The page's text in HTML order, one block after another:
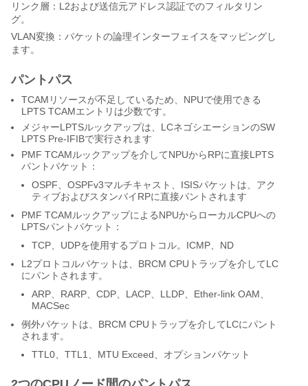
リンク層：L2および送信元アドレス認証でのフィルタリン
グ。
VLAN変換：パケットの論理インターフェイスをマッピングし
ます。
パントパス
TCAMリソースが不足しているため、NPUで使用できる
LPTS TCAMエントリは少数です。
メジャーLPTSルックアップは、LCネゴシエーションのSW
LPTS Pre-IFIBで実行されます
PMF TCAMルックアップを介してNPUからRPに直接LPTS
パントパケット：
OSPF、OSPFv3マルチキャスト、ISISパケットは、アク
ティブおよびスタンバイRPに直接パントされます
PMF TCAMルックアップによるNPUからローカルCPUへの
LPTSパントパケット：
TCP、UDPを使用するプロトコル。ICMP、ND
L2プロトコルパケットは、BRCM CPUトラップを介してLC
にパントされます。
ARP、RARP、CDP、LACP、LLDP、Ether-link OAM、
MACSec
例外パケットは、BRCM CPUトラップを介してLCにパント
されます。
TTL0、TTL1、MTU Exceed、オプションパケット